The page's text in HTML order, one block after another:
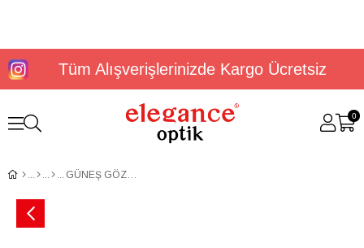
Tüm Alışverişlerinizde Kargo Ücretsiz
0
GÜNEŞ GÖZLÜĞÜ DUNLOP DG 3653 C1